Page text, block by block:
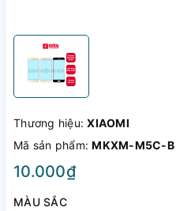
Thương hiệu:XIAOMI
Mã sản phẩm:MKXM-M5C-B
10.000₫
MÀU SẮC